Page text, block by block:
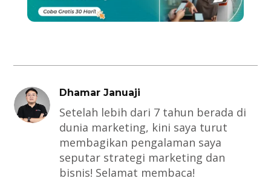
Dhamar Januaji
Setelah lebih dari 7 tahun berada di
dunia marketing, kini saya turut
membagikan pengalaman saya
seputar strategi marketing dan
bisnis! Selamat membaca!